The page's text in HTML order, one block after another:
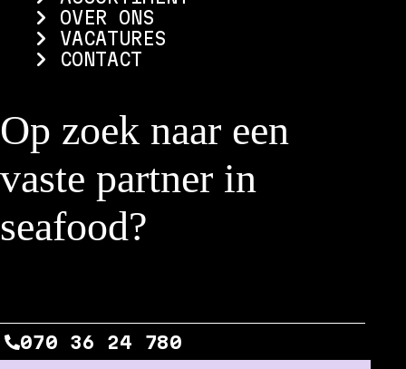
OVER ONS
VACATURES
CONTACT
Op zoek naar een
vaste partner in
seafood?
070 36 24 780